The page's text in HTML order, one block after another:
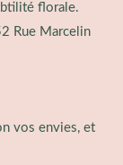
florale.
Rue Marcelin
vos envies, et